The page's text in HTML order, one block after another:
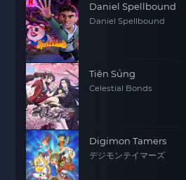
Daniel Spellbound
Daniel Spellbound
Tiên Sủng
Celestial Bonds
Digimon Tamers
デジモンテイマーズ